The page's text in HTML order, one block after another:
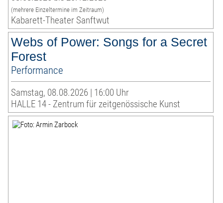
(mehrere Einzeltermine im Zeitraum)
Kabarett-Theater Sanftwut
Webs of Power: Songs for a Secret
Forest
Performance
Samstag, 08.08.2026 | 16:00 Uhr
HALLE 14 - Zentrum für zeitgenössische Kunst